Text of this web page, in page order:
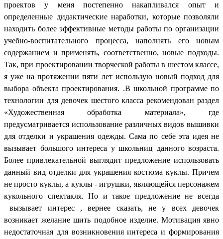
проектов у меня постепенно накапливался опыт и
определенные дидактические наработки, которые позволяли
находить более эффективные методы работы по организации
учебно-воспитательного процесса, наполнять его новым
содержанием и применять, соответственно, новые подходы.
Так, при проектировании творческой работы в шестом классе,
я уже на протяжении пяти лет использую новый подход для
выбора объекта проектирования. .В школьной программе по
технологии для девочек шестого класса рекомендован раздел
«Художественная обработка материала», где
предусматривается использование различных видов вышивки
для отделки и украшения одежды. Сама по себе эта идея не
вызывает большого интереса у школьниц данного возраста.
Более привлекательной выглядит предложение использовать
данный вид отделки для украшения костюма куклы. Причем
не просто куклы, а куклы - игрушки, являющейся персонажем
кукольного спектакля. Но и такое предложение не всегда
вызывает интерес , вернее сказать, не у всех девочек
возникает желание шить подобное изделие. Мотивация явно
недостаточная для возникновения интереса и формирования